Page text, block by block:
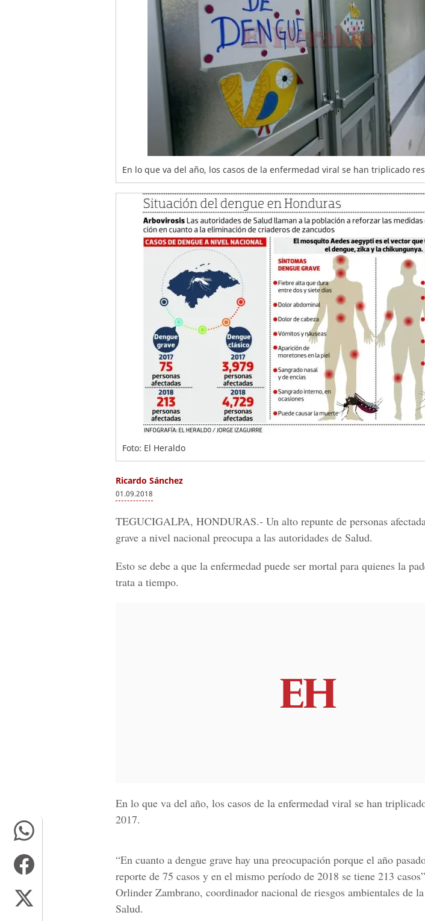
En lo que va del año, los casos de la enfermedad viral se han triplicado
Foto: El Heraldo
Ricardo Sánchez
01.09.2018
TEGUCIGALPA, HONDURAS.- Un alto repunte de personas
grave a nivel nacional preocupa a las autoridades de Salud.
Esto se debe a que la enfermedad puede ser mortal para quienes la
trata a tiempo.
En lo que va del año, los casos de la enfermedad viral se han
2017.
“En cuanto a dengue grave hay una preocupación porque el año
reporte de 75 casos y en el mismo período de 2018 se tiene 213
Orlinder Zambrano, coordinador nacional de riesgos ambientales de
Salud.